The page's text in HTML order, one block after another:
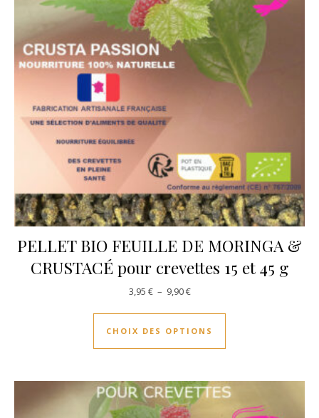
PELLET BIO FEUILLE DE MORINGA &
CRUSTACÉ pour crevettes 15 et 45 g
3,95 € – 9,90€Plage de prix : 3,95 € à 9,90 €
CHOIX DES OPTIONS
Ce produit a